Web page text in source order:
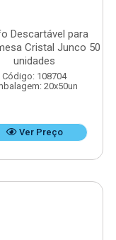
Descartável para
Cristal Junco 50
unidades
Código: 108704
20x50un
Ver Preço